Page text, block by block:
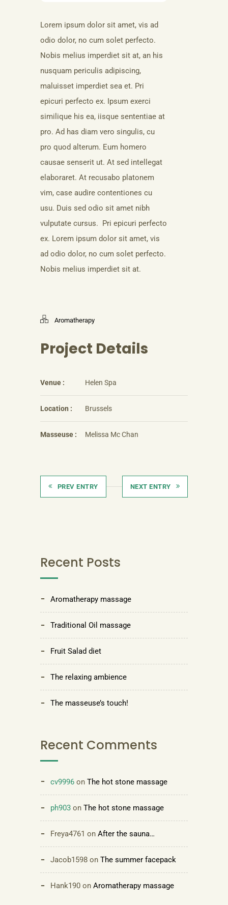
Recent Posts
Aromatherapy massage
Traditional Oil massage
Fruit Salad diet
The relaxing ambience
The masseuse’s touch!
Recent Comments
cv9996 on The hot stone massage
ph903 on The hot stone massage
Freya4761 on After the sauna…
Jacob1598 on The summer facepack
Hank190 on Aromatherapy massage
Lorem ipsum dolor sit amet, vis ad
odio dolor, no cum solet perfecto.
Nobis melius imperdiet sit at, an his
nusquam periculis adipiscing,
maluisset imperdiet sea et. Pri
epicuri perfecto ex. Ipsum exerci
similique his ea, iisque sententiae at
pro. Ad has diam vero singulis, cu
pro quod alterum. Eum homero
causae senserit ut. At sed intellegat
elaboraret. At recusabo platonem
vim, case audire contentiones cu
usu. Duis sed odio sit amet nibh
vulputate cursus. Pri epicuri perfecto
ex. Lorem ipsum dolor sit amet, vis
ad odio dolor, no cum solet perfecto.
Nobis melius imperdiet sit at.
Aromatherapy
Project Details
Venue : Helen Spa
Location : Brussels
Masseuse : Melissa Mc Chan
PREV ENTRY NEXT ENTRY